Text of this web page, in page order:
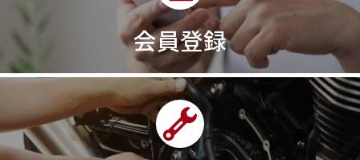
会員登録